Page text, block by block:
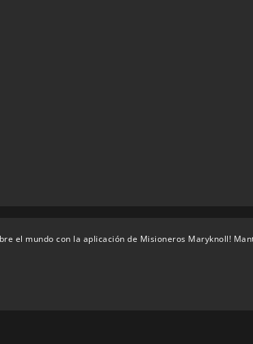
el mundo con la aplicación de Misioneros Maryknoll!